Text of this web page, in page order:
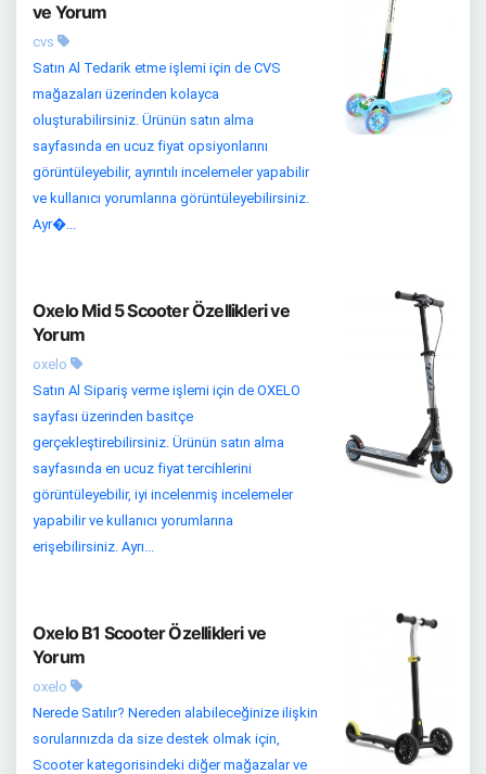
ve Yorum
cvs
Satın Al Tedarik etme işlemi için de CVS
mağazaları üzerinden kolayca
oluşturabilirsiniz. Ürünün satın alma
sayfasında en ucuz fiyat opsiyonlarını
görüntüleyebilir, ayrıntılı incelemeler yapabilir
ve kullanıcı yorumlarına görüntüleyebilirsiniz.
Ayr�...
Oxelo Mid 5 Scooter Özellikleri ve
Yorum
oxelo
Satın Al Sipariş verme işlemi için de OXELO
sayfası üzerinden basitçe
gerçekleştirebilirsiniz. Ürünün satın alma
sayfasında en ucuz fiyat tercihlerini
görüntüleyebilir, iyi incelenmiş incelemeler
yapabilir ve kullanıcı yorumlarına
erişebilirsiniz. Ayrı...
Oxelo B1 Scooter Özellikleri ve
Yorum
oxelo
Nerede Satılır? Nereden alabileceğinize ilişkin
sorularınızda da size destek olmak için,
Scooter kategorisindeki diğer mağazalar ve